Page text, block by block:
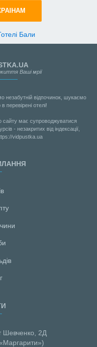
Бали
Ваші мрії
незабутній відпочинок, шукаємо
перевірені отелі!
сайту має супроводжуватися
- незакритих від індексації,
vidpustka.ua
Шевченко, 2Д